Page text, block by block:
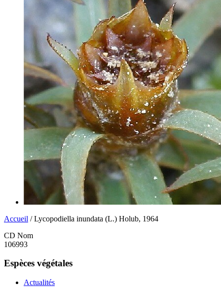
Accueil / Lycopodiella inundata (L.) Holub, 1964
CD Nom
106993
Espèces végétales
Actualités